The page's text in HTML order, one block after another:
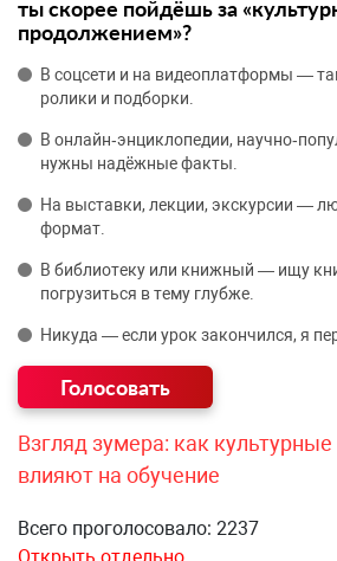
ты скорее пойдёшь за
продолжением»?
В соцсети и на видеоплатформы —
ролики и подборки.
В онлайн‑энциклопедии,
нужны надёжные факты.
На выставки, лекции, экскурсии —
формат.
В библиотеку или книжный — ищу
погрузиться в тему глубже.
Никуда — если урок закончился, я
Взгляд зумера: как
влияют на обучение
Всего проголосовало: 2237